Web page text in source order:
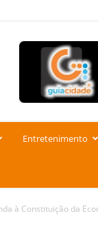
Entretenimento
à Constituição da